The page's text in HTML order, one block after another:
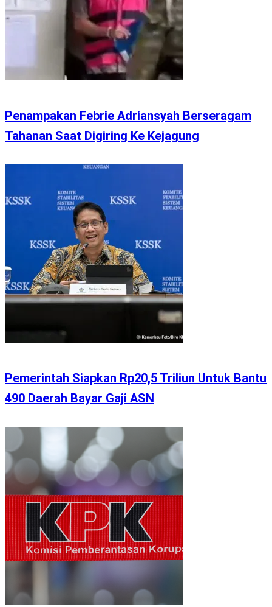
Penampakan Febrie Adriansyah Berseragam
Tahanan Saat Digiring Ke Kejagung
Pemerintah Siapkan Rp20,5 Triliun Untuk Bantu
490 Daerah Bayar Gaji ASN